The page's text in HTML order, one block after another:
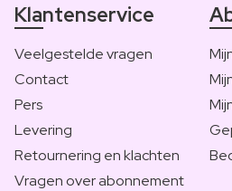
Klantenservice
Veelgestelde vragen
Contact
Pers
Levering
Retournering en klachten
Vragen over abonnement